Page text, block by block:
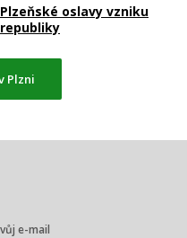
Plzeňské oslavy vzniku
republiky
Plzni
e-mail